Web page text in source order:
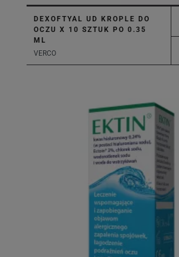
DEXOFTYAL UD KROPLE DO
OCZU X 10 SZTUK PO 0.35
ML
VERCO